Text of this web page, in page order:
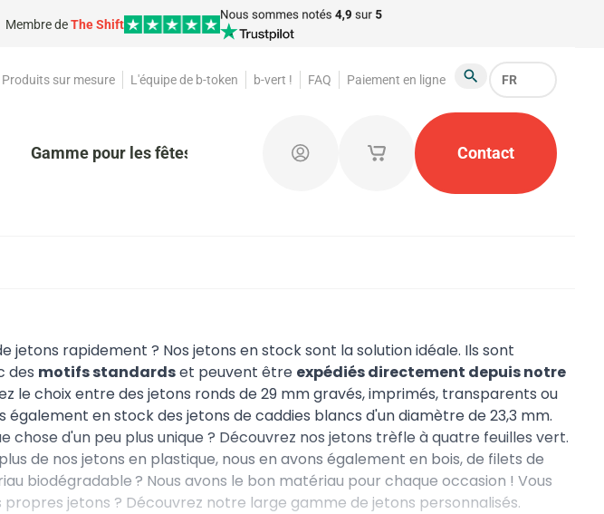
Membre deThe Shift
Produits sur mesure L'équipe de b-token b-vert ! FAQ Paiement en ligne
Chercher
FR
Gamme pour les fêtes foraines Jetons de garde-robe Produits
Connectez-vousMes paniers d'achat enregistrés
Contact
jetons rapidement ? Nos jetons en stock sont la solution idéale. Ils sont
des motifs standardset peuvent être expédiés directement depuis notre
le choix entre des jetons ronds de 29 mm gravés, imprimés, transparents ou
également en stock des jetons de caddies blancs d'un diamètre de 23,3 mm.
chose d'un peu plus unique ? Découvrez nos jetons trèfle à quatre feuilles vert.
de nos jetons en plastique, nous en avons également en bois, de filets de
biodégradable? Nous avons le bon matériau pour chaque occasion ! Vous
jetons ? Découvrez notre large gamme dejetons personnalisés.